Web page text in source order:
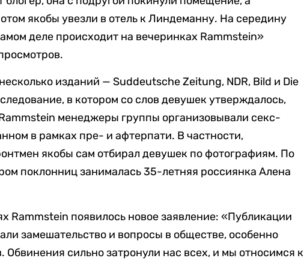
якобы увезли в отель к Линдеманну. На середину
деле происходит на вечеринках Rammstein»
изданий — Suddeutsche Zeitung, NDR, Bild и Die
в котором со слов девушек утверждалось,
менеджеры группы организовывали секс-
в рамках пре- и афтерпати. В частности,
якобы сам отбирал девушек по фотографиям. По
поклонниц занималась 35-летняя россиянка Алена
Rammstein появилось новое заявление: «Публикации
замешательство и вопросы в обществе, особенно
Обвинения сильно затронули нас всех, и мы относимся к